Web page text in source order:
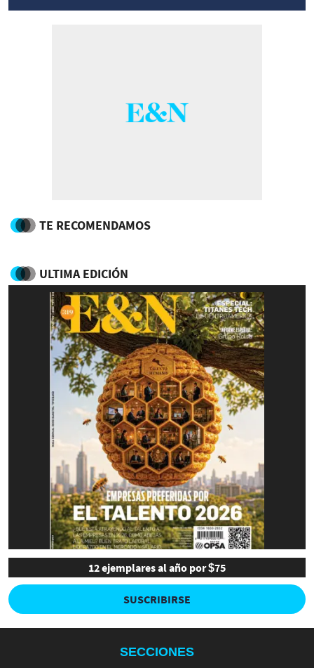
TE RECOMENDAMOS
ULTIMA EDICIÓN
12 ejemplares al año por $75
SUSCRIBIRSE
SECCIONES